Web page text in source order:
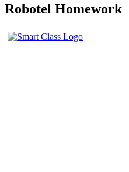
Robotel Homework